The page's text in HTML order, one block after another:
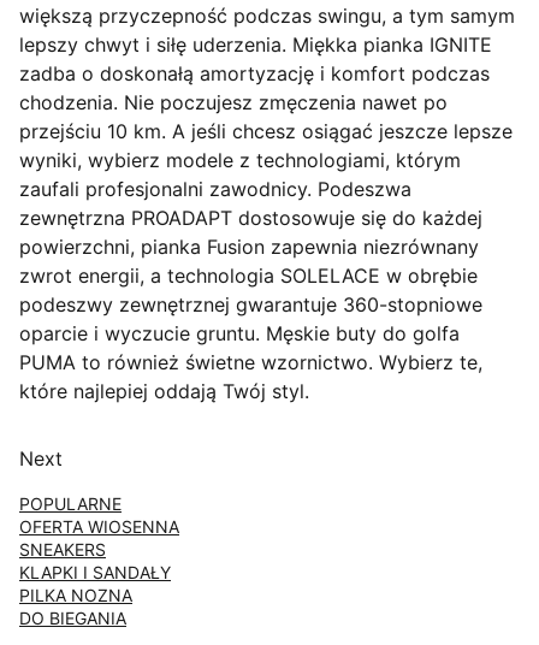
większą przyczepność podczas swingu, a tym samym
lepszy chwyt i siłę uderzenia. Miękka pianka IGNITE
zadba o doskonałą amortyzację i komfort podczas
chodzenia. Nie poczujesz zmęczenia nawet po
przejściu 10 km. A jeśli chcesz osiągać jeszcze lepsze
wyniki, wybierz modele z technologiami, którym
zaufali profesjonalni zawodnicy. Podeszwa
zewnętrzna PROADAPT dostosowuje się do każdej
powierzchni, pianka Fusion zapewnia niezrównany
zwrot energii, a technologia SOLELACE w obrębie
podeszwy zewnętrznej gwarantuje 360-stopniowe
oparcie i wyczucie gruntu. Męskie buty do golfa
PUMA to również świetne wzornictwo. Wybierz te,
które najlepiej oddają Twój styl.
Next
POPULARNE
OFERTA WIOSENNA
SNEAKERS
KLAPKI I SANDAŁY
PILKA NOZNA
DO BIEGANIA